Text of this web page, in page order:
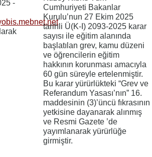
-
Cumhuriyeti Bakanlar
Kurulu’nun 27 Ekim 2025
tarihli Ü(K-I) 2093-2025 karar
sayısı ile eğitim alanında
başlatılan grev, kamu düzeni
ve öğrencilerin eğitim
hakkının korunması amacıyla
60 gün süreyle ertelenmiştir.
Bu karar yürürlükteki “Grev ve
Referandum Yasası’nın” 16.
maddesinin (3)’üncü fıkrasının
yetkisine dayanarak alınmış
ve Resmi Gazete ’de
yayımlanarak yürürlüğe
girmiştir.